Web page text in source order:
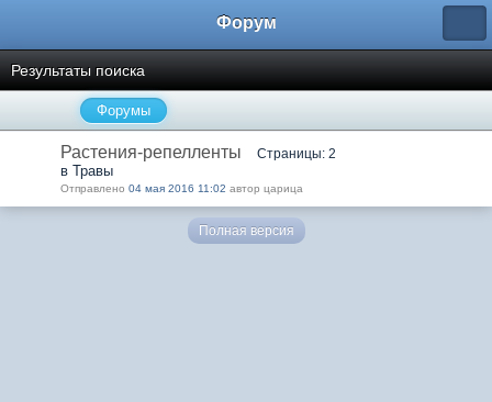
Форум
Результаты поиска
Форумы
Растения-репелленты Страницы: 2
в Травы
Отправлено 04 мая 2016 11:02 автор царица
Полная версия